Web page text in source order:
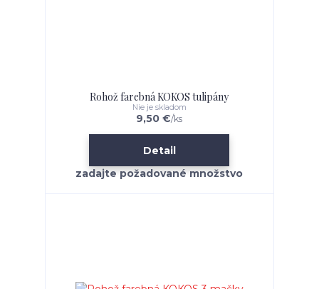
Rohož farebná KOKOS tulipány
9,50 €/ks
Nie je skladom
Detail